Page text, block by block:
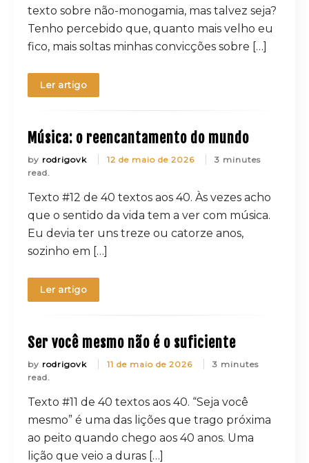
texto sobre não-monogamia, mas talvez seja?
Tenho percebido que, quanto mais velho eu
fico, mais soltas minhas convicções sobre […]
Ler artigo
Música: o reencantamento do mundo
by rodrigovk 12 de maio de 2026
3 minutes
read.
Texto #12 de 40 textos aos 40. Às vezes acho
que o sentido da vida tem a ver com música.
Eu devia ter uns treze ou catorze anos,
sozinho em […]
Ler artigo
Ser você mesmo não é o suficiente
by rodrigovk 11 de maio de 2026
3 minutes
read.
Texto #11 de 40 textos aos 40. “Seja você
mesmo” é uma das lições que trago próxima
ao peito quando chego aos 40 anos. Uma
lição que veio a duras […]